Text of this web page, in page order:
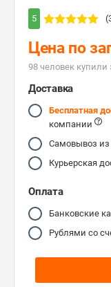
5
Цена по
98 человек купили
Доставка
Бесплатная
компании
Самовывоз из
Курьерская
Оплата
Банковские
Рублями со